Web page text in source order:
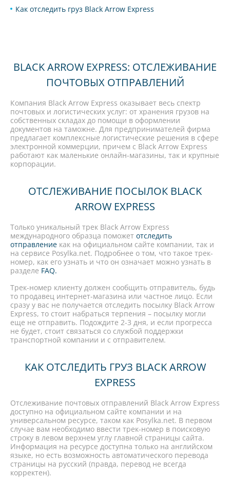
Как отследить груз Black Arrow Express
BLACK ARROW EXPRESS: ОТСЛЕЖИВАНИЕ
ПОЧТОВЫХ ОТПРАВЛЕНИЙ
Компания Black Arrow Express оказывает весь спектр
почтовых и логистических услуг: от хранения грузов на
собственных складах до помощи в оформлении
документов на таможне. Для предпринимателей фирма
предлагает комплексные логистические решения в сфере
электронной коммерции, причем с Black Arrow Express
работают как маленькие онлайн-магазины, так и крупные
корпорации.
ОТСЛЕЖИВАНИЕ ПОСЫЛОК BLACK
ARROW EXPRESS
Только уникальный трек Black Arrow Express
международного образца поможет отследить
отправление как на официальном сайте компании, так и
на сервисе Posylka.net. Подробнее о том, что такое трек-
номер, как его узнать и что он означает можно узнать в
разделе FAQ.
Трек-номер клиенту должен сообщить отправитель, будь
то продавец интернет-магазина или частное лицо. Если
сразу у вас не получается отследить посылку Black Arrow
Express, то стоит набраться терпения – посылку могли
еще не отправить. Подождите 2-3 дня, и если прогресса
не будет, стоит связаться со службой поддержки
транспортной компании и с отправителем.
КАК ОТСЛЕДИТЬ ГРУЗ BLACK ARROW
EXPRESS
Отслеживание почтовых отправлений Black Arrow Express
доступно на официальном сайте компании и на
универсальном ресурсе, таком как Posylka.net. В первом
случае вам необходимо ввести трек-номер в поисковую
строку в левом верхнем углу главной страницы сайта.
Информация на ресурсе доступна только на английском
языке, но есть возможность автоматического перевода
страницы на русский (правда, перевод не всегда
корректен).